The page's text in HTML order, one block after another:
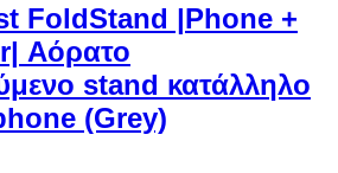
FoldStand |Phone +
Αόρατο
stand κατάλληλο
(Grey)